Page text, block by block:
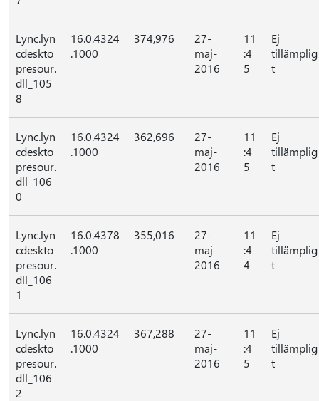
Lync.lyn
cdeskto
presour.
dll_105
8
16.0.4324
.1000
374,976
27-
maj-
2016
11
:4
5
Ej
tillämplig
t
Lync.lyn
cdeskto
presour.
dll_106
0
16.0.4324
.1000
362,696
27-
maj-
2016
11
:4
5
Ej
tillämplig
t
Lync.lyn
cdeskto
presour.
dll_106
1
16.0.4378
.1000
355,016
27-
maj-
2016
11
:4
4
Ej
tillämplig
t
Lync.lyn
cdeskto
presour.
dll_106
2
16.0.4324
.1000
367,288
27-
maj-
2016
11
:4
5
Ej
tillämplig
t